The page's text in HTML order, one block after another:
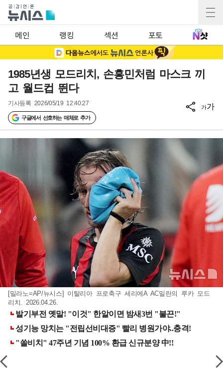
메인 랭킹 섹션 포토
1985년생 모드리치, 손흥민처럼 마스크 끼
고 월드컵 뛴다
기사등록 2026/05/19 12:40:27
구글에서 선호하는 매체로 추가
가가
[밀라노=AP/뉴시스] 이탈리아 프로축구 세리에A AC밀란의 루카 모드
리치. 2026.04.26.